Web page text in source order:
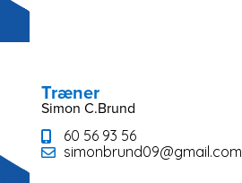
Træner
Simon C.Brund
60 56 93 56
simonbrund09@gmail.com